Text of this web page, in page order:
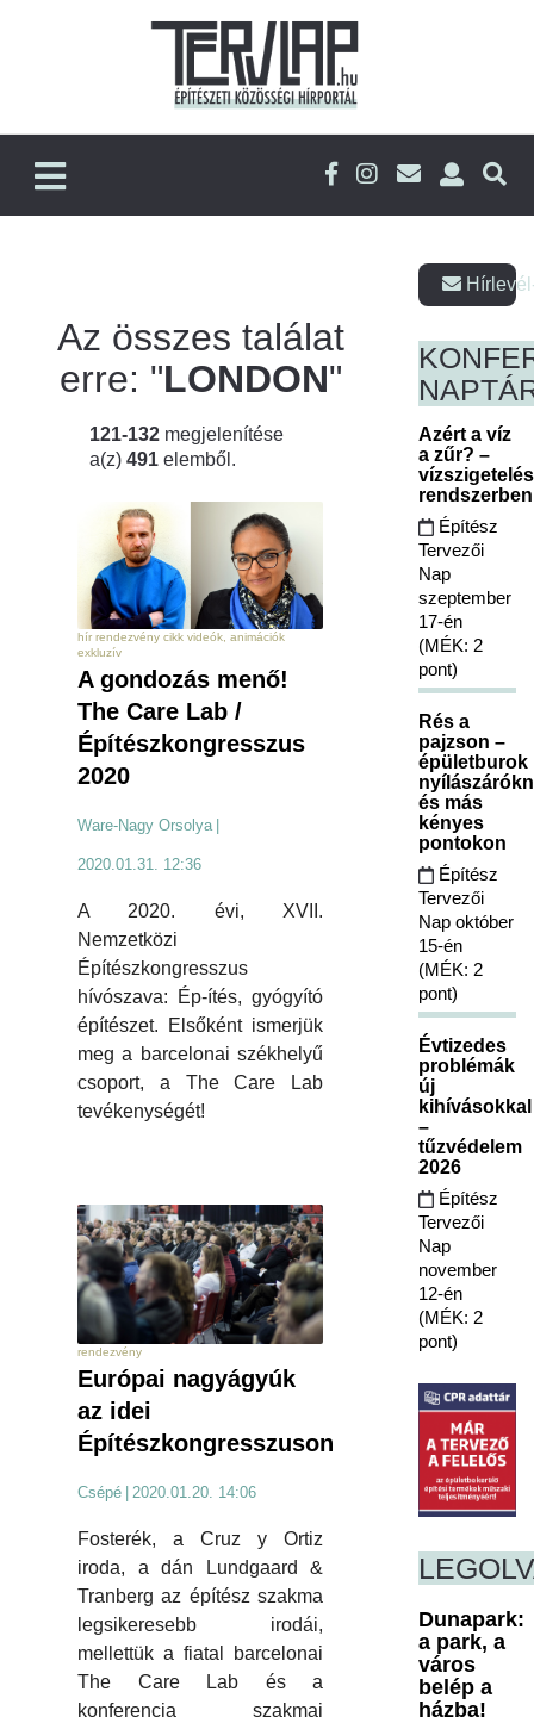
Az összes találat
erre: "LONDON"
121-132 megjelenítése
a(z) 491 elemből.
hír rendezvény cikk videók, animációk
exkluzív
A gondozás menő!
The Care Lab /
Építészkongresszus
2020
Ware-Nagy Orsolya
2020.01.31. 12:36
A 2020. évi, XVII.
Nemzetközi
Építészkongresszus
hívószava: Ép-ítés, gyógyító
építészet. Elsőként ismerjük
meg a barcelonai székhelyű
csoport, a The Care Lab
tevékenységét!
rendezvény
Európai nagyágyúk
az idei
Építészkongresszuson
Csépé 2020.01.20. 14:06
Fosterék, a Cruz y Ortiz
iroda, a dán Lundgaard &
Tranberg az építész szakma
legsikeresebb irodái,
mellettük a fiatal barcelonai
The Care Lab és a
konferencia szakmai
Azért a víz
a zűr? –
Építész
Tervezői
Nap
szeptember
17-én
(MÉK: 2
pont)
Rés a
pajzson –
épületburok
és más
kényes
pontokon
Építész
Tervezői
Nap október
15-én
(MÉK: 2
pont)
Évtizedes
problémák
új
kihívásokkal
–
tűzvédelem
2026
Építész
Tervezői
Nap
november
12-én
(MÉK: 2
pont)
Dunapark:
a park, a
város
belép a
házba!